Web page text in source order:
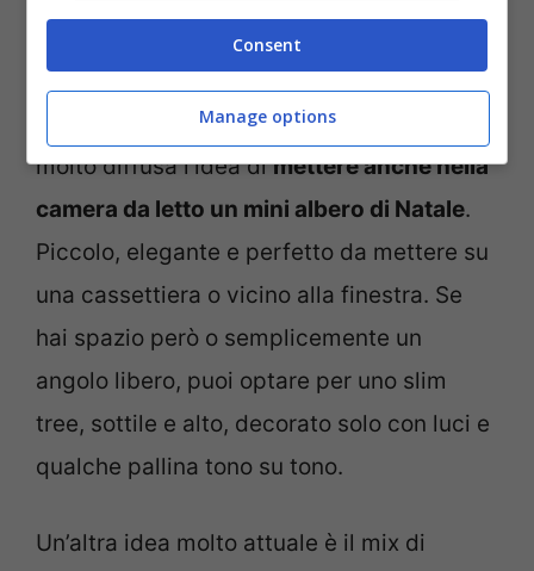
LA CAMERA DA LETTO
Devi sapere che negli ultimi anni, si è
molto diffusa l’idea dimettere anche nella
camera da letto un mini albero di Natale.
Piccolo, elegante e perfetto da mettere su
una cassettiera o vicino alla finestra. Se
hai spazio però o semplicemente un
angolo libero, puoi optare per uno slim
tree, sottile e alto, decorato solo con luci e
qualche pallina tono su tono.
Un’altra idea molto attuale è il mix di
Consent
Manage options